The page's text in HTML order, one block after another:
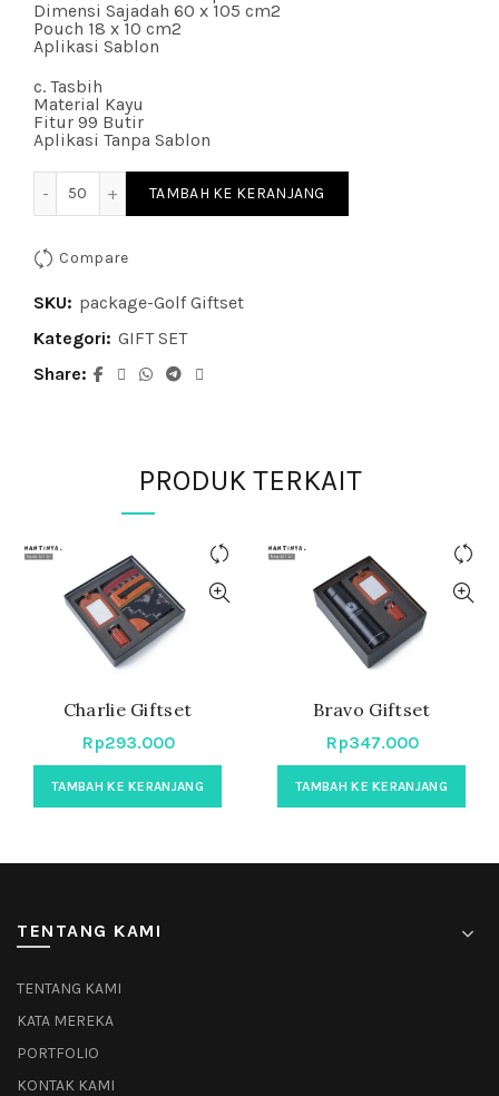
Dimensi Sajadah 60 x 105 cm2
Pouch 18 x 10 cm2
Aplikasi Sablon
c. Tasbih
Material Kayu
Fitur 99 Butir
Aplikasi Tanpa Sablon
Kuantitas Golf Giftset
TAMBAH KE KERANJANG
Compare
SKU: package-Golf Giftset
Kategori: GIFT SET
Share
PRODUK TERKAIT
Charlie Giftset
Rp293.000
TAMBAH KE KERANJANG
Bravo Giftset
Rp347.000
TAMBAH KE KERANJANG
TENTANG KAMI
TENTANG KAMI
KATA MEREKA
PORTFOLIO
KONTAK KAMI